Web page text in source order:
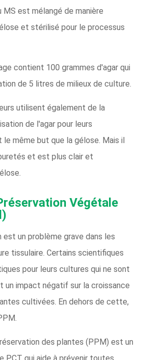
MS est mélangé de manière
et stérilisé pour le processus
contient 100 grammes d'agar qui
de 5 litres de milieux de culture.
utilisent également de la
de l'agar pour leurs
le même but que la gélose. Mais il
et est plus clair et
Végétale
est un problème grave dans les
tissulaire. Certains scientifiques
pour leurs cultures qui ne sont
un impact négatif sur la croissance
cultivées. En dehors de cette,
des plantes (PPM) est un